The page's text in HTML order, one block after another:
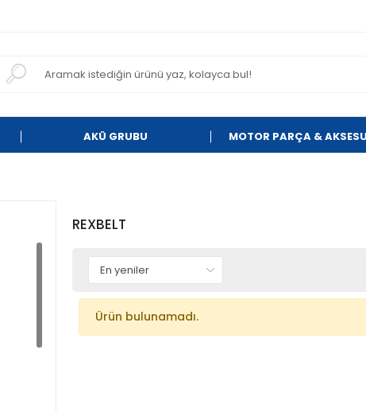
AKÜ GRUBU MOTOR PARÇA &
REXBELT
Ürün bulunamadı.